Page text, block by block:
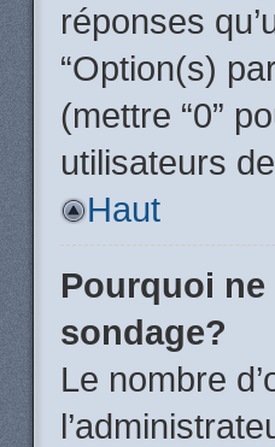
réponses
“Option(s)
(mettre “0”
utilisateurs
Haut
Pourquoi
sondage?
Le nombre